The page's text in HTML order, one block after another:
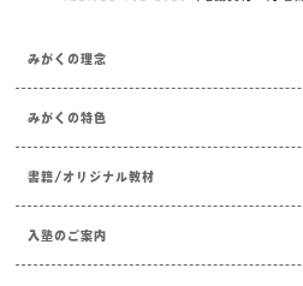
みがくの理念
みがくの特色
書籍/オリジナル教材
入塾のご案内